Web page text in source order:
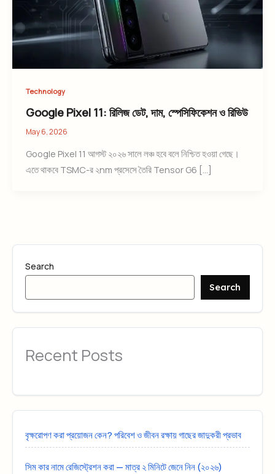
Technology
Google Pixel 11: রিলিজ ডেট, দাম, স্পেসিফিকেশন ও রিভিউ
May 6, 2026
Google Pixel 11 আগস্ট ২০২৬ সালে লঞ্চ হবে বলে নিশ্চিত হওয়া গেছে।
এতে থাকবে TSMC-র ২nm প্রসেসে তৈরি Tensor G6 […]
Search
Search
Recent Posts
বৃক্ষরোপণ করা প্রয়োজন কেন? পরিবেশ ও জীবন রক্ষায় গাছের জাদুকরী প্রভাব
সিম কার নামে রেজিস্ট্রেশন করা — মাত্র ২ মিনিটে জেনে নিন (২০২৬)